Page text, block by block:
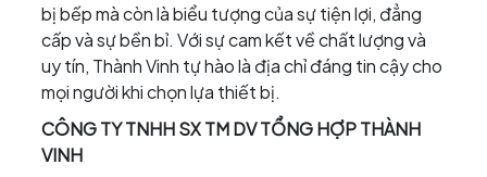
bị bếp mà còn là biểu tượng của sự tiện lợi, đẳng
cấp và sự bền bỉ. Với sự cam kết về chất lượng và
uy tín, Thành Vinh tự hào là địa chỉ đáng tin cậy cho
mọi người khi chọn lựa thiết bị.
CÔNG TY TNHH SX TM DV TỔNG HỢP THÀNH
VINH